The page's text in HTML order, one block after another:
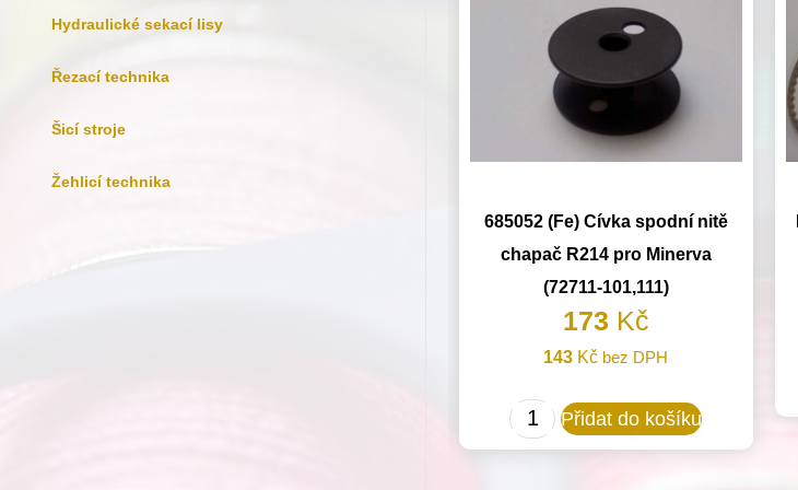
Hydraulické sekací lisy
Řezací technika
Šicí stroje
Žehlicí technika
685052 (Fe) Cívka spodní nitě
chapač R214 pro Minerva
(72711-101,111)
173 Kč
143 Kč bez DPH
685052
(Fe)
Přidat do košíku